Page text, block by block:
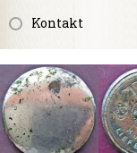
Kontakt